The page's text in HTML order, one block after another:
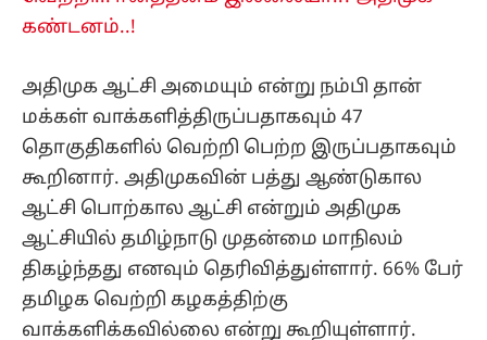
கண்டனம்..!
அதிமுக ஆட்சி அமையும் என்று நம்பி தான்
மக்கள் வாக்களித்திருப்பதாகவும் 47
தொகுதிகளில் வெற்றி பெற்ற இருப்பதாகவும்
கூறினார். அதிமுகவின் பத்து ஆண்டுகால
ஆட்சி பொற்கால ஆட்சி என்றும் அதிமுக
ஆட்சியில் தமிழ்நாடு முதன்மை மாநிலம்
திகழ்ந்தது எனவும் தெரிவித்துள்ளார். 66% பேர்
தமிழக வெற்றி கழகத்திற்கு
வாக்களிக்கவில்லை என்று கூறியுள்ளார்.